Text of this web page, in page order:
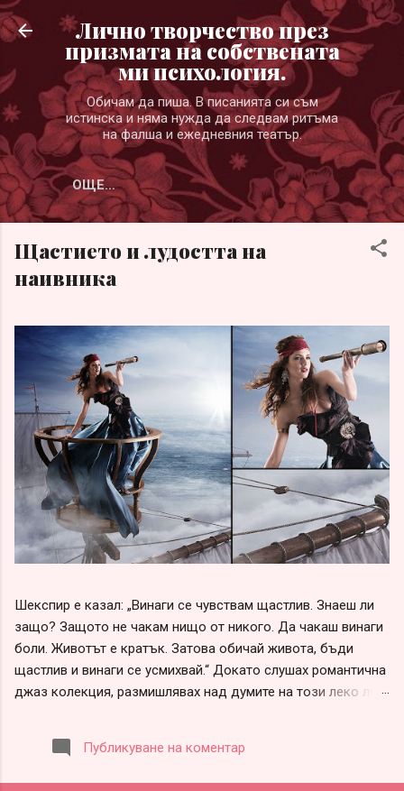
Пропускане към основното съдържание
Лично творчество през
призмата на собствената
ми психология.
Обичам да пиша. В писанията си съм
истинска и няма нужда да следвам ритъма
на фалша и ежедневния театър.
ОЩЕ…
Щастието и лудостта на
наивника
Шекспир е казал: „Винаги се чувствам щастлив. Знаеш ли
защо? Защото не чакам нищо от никого. Да чакаш винаги
боли. Животът е кратък. Затова обичай живота, бъди
щастлив и винаги се усмихвай.“ Докато слушах романтична
джаз колекция, размишлявах над думите на този леко луд
наистина много истини, които обаче не всеки разбира,
защото не всеки иска да ги приеме. Много хора имат
Публикуване на коментар